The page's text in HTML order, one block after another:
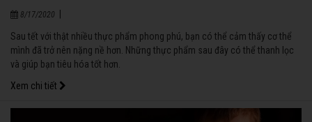
8/17/2020
Sau tết với thật nhiều thực phẩm phong phú, bạn có thể cảm thấy cơ thể
mình đã trở nên nặng nề hơn. Những thực phẩm sau đây có thể thanh lọc
và giúp bạn tiêu hóa tốt hơn.
Xem chi tiết